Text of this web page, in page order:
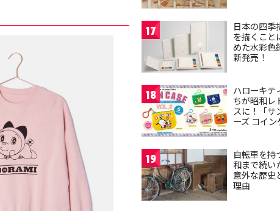
17
日本の四季
を描くこと
めた水彩色
新発売！
18
ハローキテ
ちが昭和レ
スに！「サ
ーズ コイ
19
自転車を持
和まで続い
意外な歴史
理由